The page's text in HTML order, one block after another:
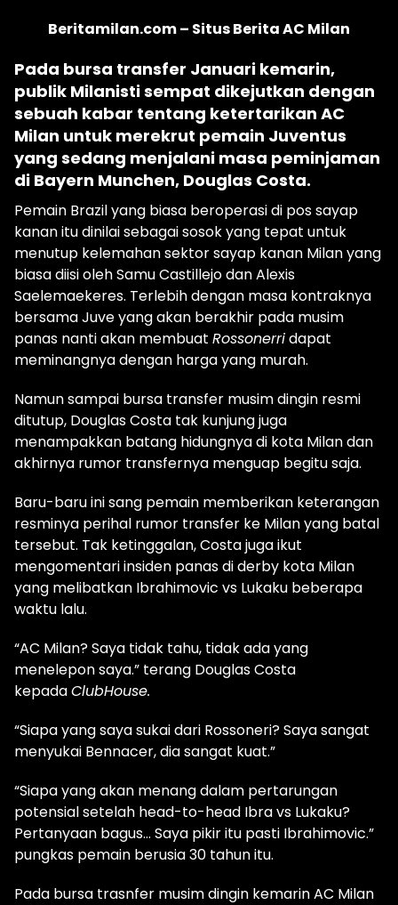
Beritamilan.com – Situs Berita AC Milan
Pada bursa transfer Januari kemarin,
publik Milanisti sempat dikejutkan dengan
sebuah kabar tentang ketertarikan AC
Milan untuk merekrut pemain Juventus
yang sedang menjalani masa peminjaman
di Bayern Munchen, Douglas Costa.
Pemain Brazil yang biasa beroperasi di pos sayap
kanan itu dinilai sebagai sosok yang tepat untuk
menutup kelemahan sektor sayap kanan Milan yang
biasa diisi oleh Samu Castillejo dan Alexis
Saelemaekeres. Terlebih dengan masa kontraknya
bersama Juve yang akan berakhir pada musim
panas nanti akan membuat Rossonerridapat
meminangnya dengan harga yang murah.
Namun sampai bursa transfer musim dingin resmi
ditutup, Douglas Costa tak kunjung juga
menampakkan batang hidungnya di kota Milan dan
akhirnya rumor transfernya menguap begitu saja.
Baru-baru ini sang pemain memberikan keterangan
resminya perihal rumor transfer ke Milan yang batal
tersebut. Tak ketinggalan, Costa juga ikut
mengomentari insiden panas di derby kota Milan
yang melibatkan Ibrahimovic vs Lukaku beberapa
waktu lalu.
“AC Milan? Saya tidak tahu, tidak ada yang
menelepon saya.” terang Douglas Costa
kepadaClubHouse.
“Siapa yang saya sukai dari Rossoneri? Saya sangat
menyukai Bennacer, dia sangat kuat.”
“Siapa yang akan menang dalam pertarungan
potensial setelah head-to-head Ibra vs Lukaku?
Pertanyaan bagus… Saya pikir itu pasti Ibrahimovic.”
pungkas pemain berusia 30 tahun itu.
Pada bursa trasnfer musim dingin kemarin AC Milan